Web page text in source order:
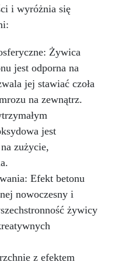
Meblarstwa i
itp.) Dzieł
(naprawy,
swoje
Rób rzemiosło z
i Zanurz Się w
i wyróżnia się
Żywica
jest odporna na
jej stawiać czoła
na zewnątrz.
jest
zużycie,
Efekt betonu
nowoczesny i
żywicy
z efektem